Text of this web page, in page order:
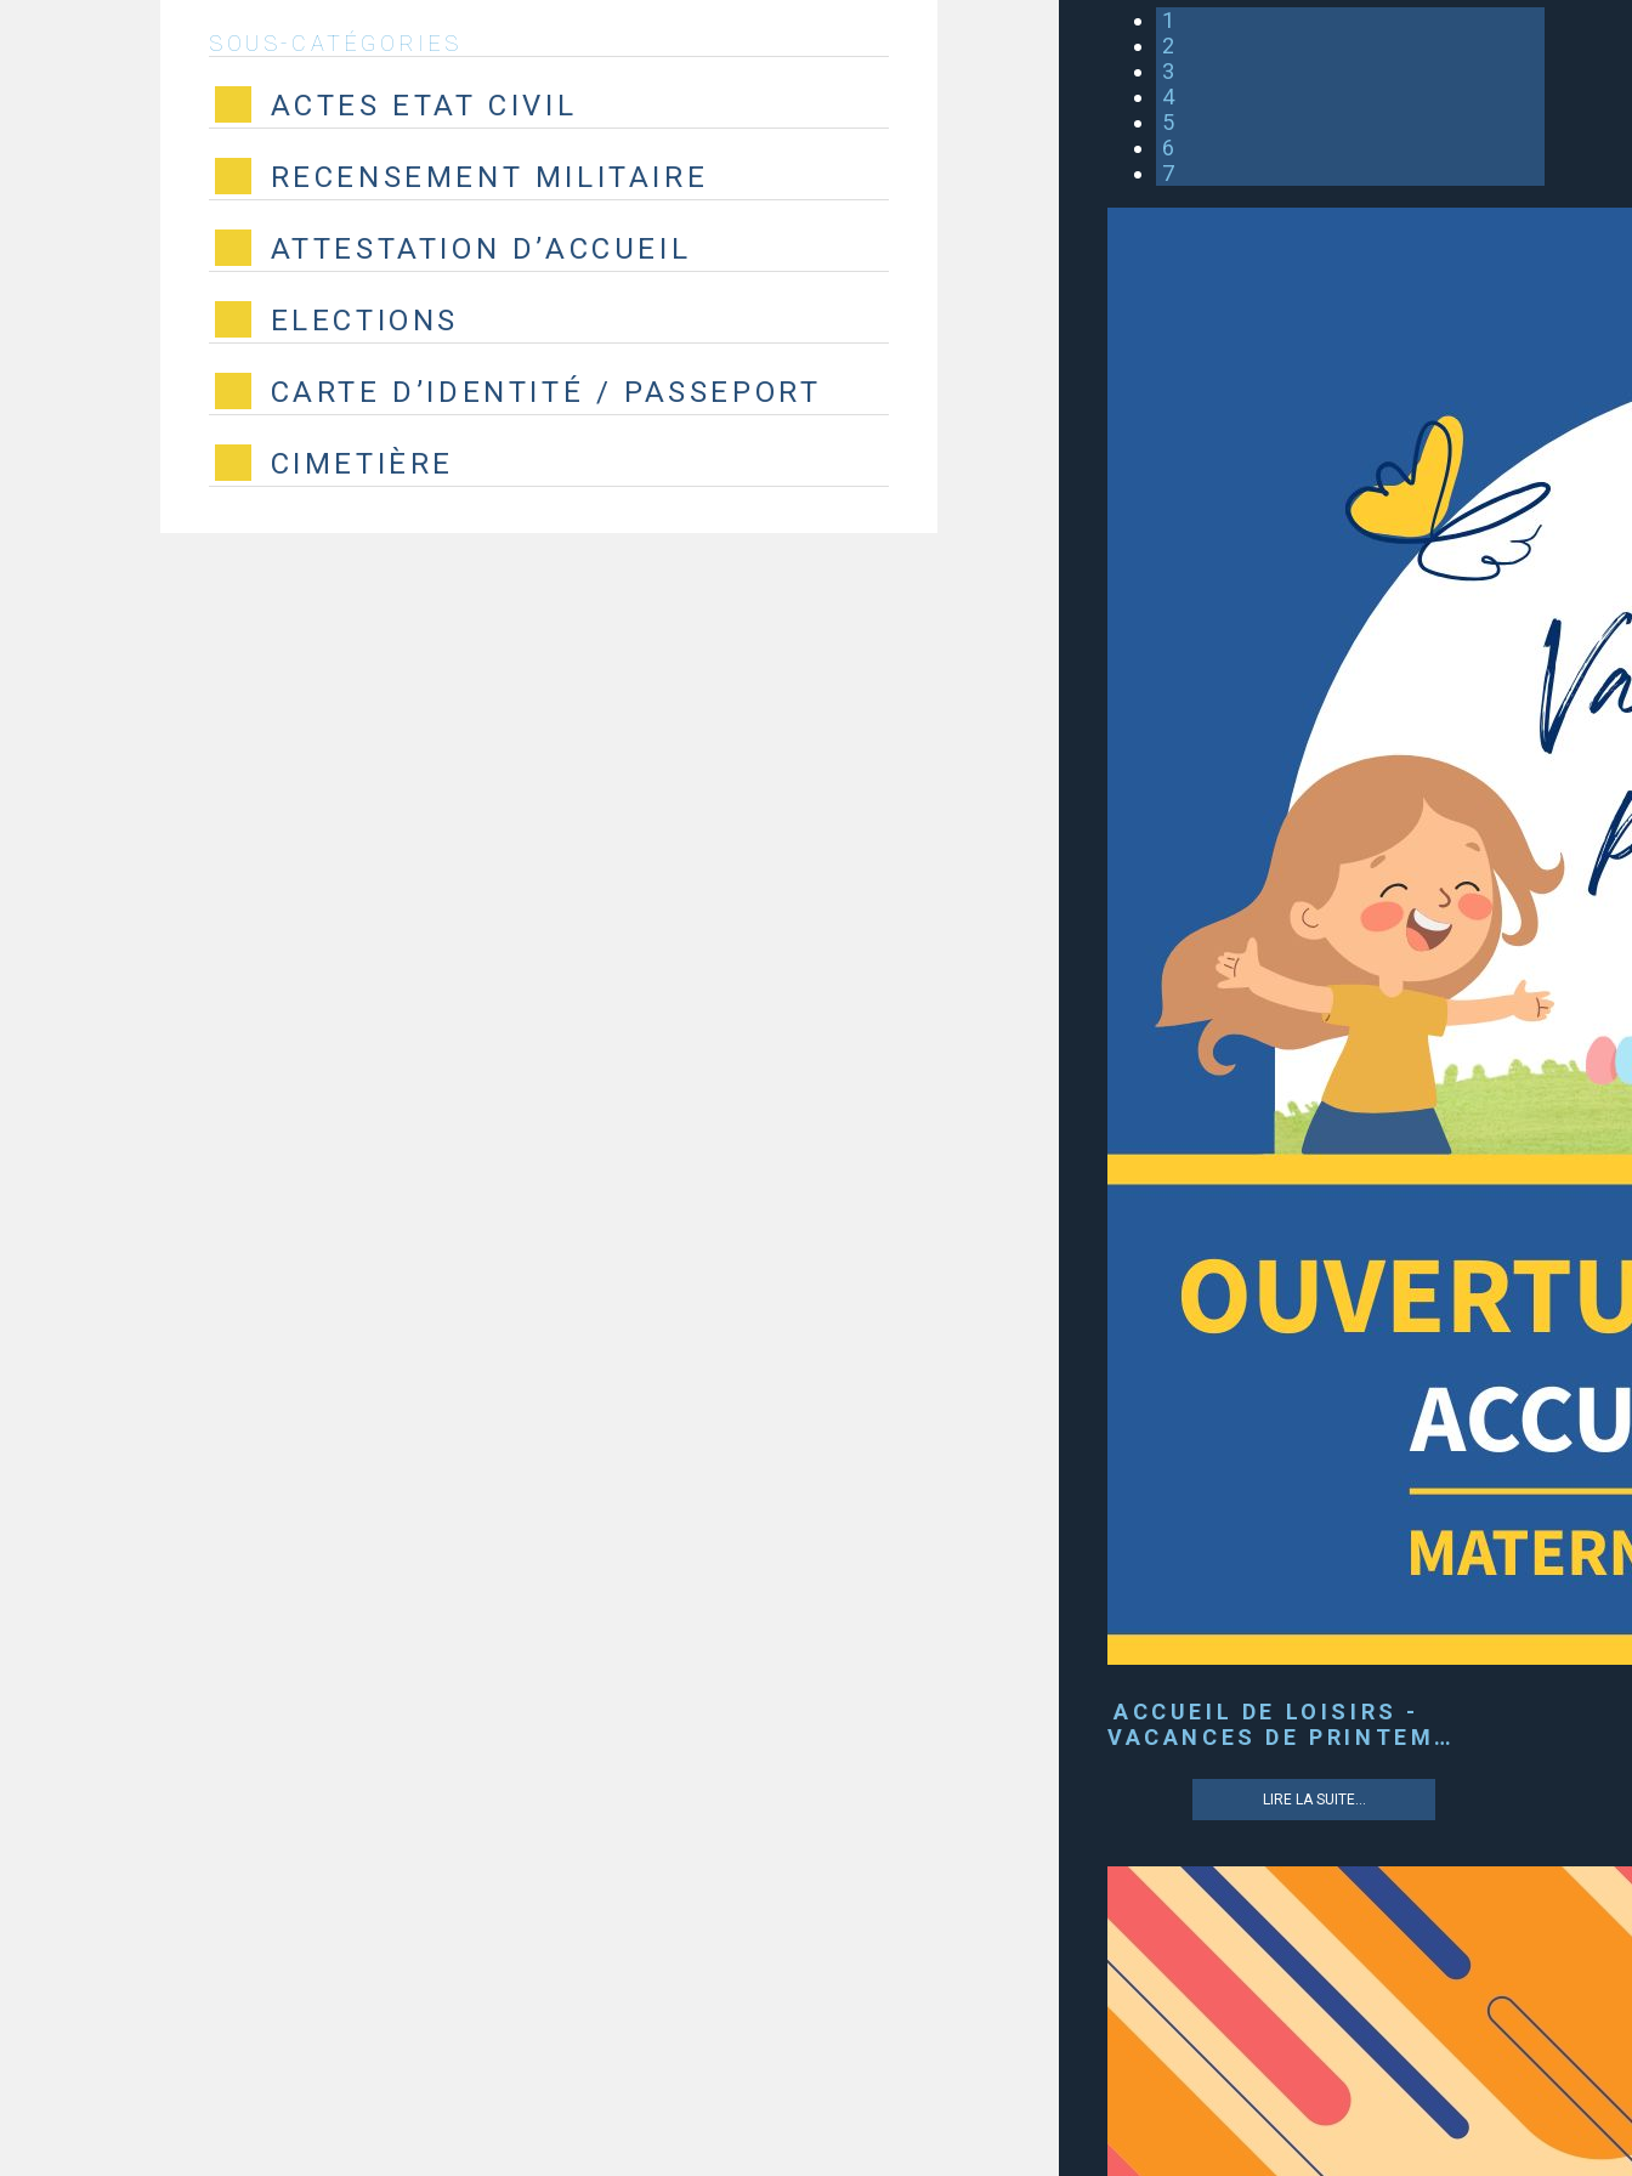
SOUS-CATÉGORIES
ACTES ETAT CIVIL
RECENSEMENT MILITAIRE
ATTESTATION D’ACCUEIL
ELECTIONS
CARTE D’IDENTITÉ / PASSEPORT
CIMETIÈRE
1
2
3
4
5
6
7
ACCUEIL DE LOISIRS -
VACANCES DE PRINTEM…
LIRE LA SUITE...